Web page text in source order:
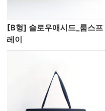
[B형] 슬로우애시드_룸스프
레이